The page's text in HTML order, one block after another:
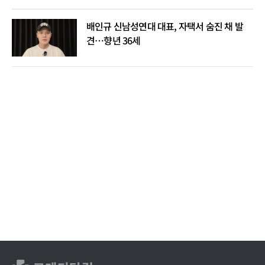
배인규 신남성연대 대표, 자택서 숨진 채 발
견…향년 36세